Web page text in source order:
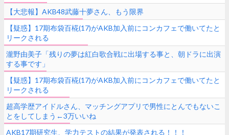
【大悲報】AKB48武藤十夢さん、もう限界
【疑惑】17期布袋百椛(17)がAKB加入前にコンカフェで働いてたと
リークされる
瀧野由美子「残りの夢は紅白歌合戦に出場する事と、朝ドラに出演
する事です」
【疑惑】17期布袋百椛(17)がAKB加入前にコンカフェで働いてたと
リークされる
超高学歴アイドルさん、マッチングアプリで男性にとんでもないこ
とをしてしまう←3万いいね
AKB17期研究生、学力テストの結果が発表される！！！